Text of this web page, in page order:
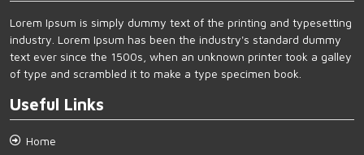
Lorem Ipsum is simply dummy text of the printing and typesetting
industry. Lorem Ipsum has been the industry's standard dummy
text ever since the 1500s, when an unknown printer took a galley
of type and scrambled it to make a type specimen book.
Useful Links
Home